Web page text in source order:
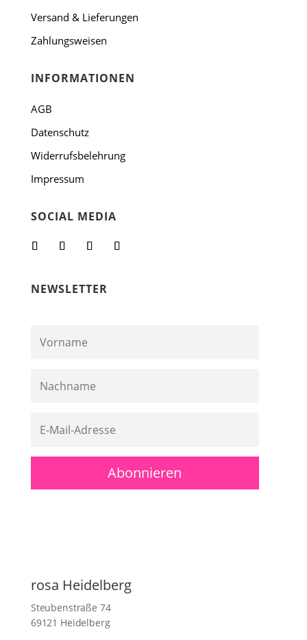
Versand & Lieferungen
Zahlungsweisen
INFORMATIONEN
AGB
Datenschutz
Widerrufsbelehrung
Impressum
SOCIAL MEDIA
NEWSLETTER
Abonnieren
rosa Heidelberg
Steubenstraße 74
69121 Heidelberg